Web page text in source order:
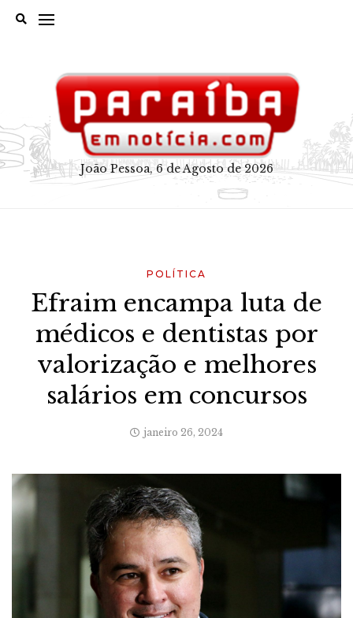
João Pessoa, 6 de Agosto de 2026
POLÍTICA
Efraim encampa luta de
médicos e dentistas por
valorização e melhores
salários em concursos
janeiro 26, 2024